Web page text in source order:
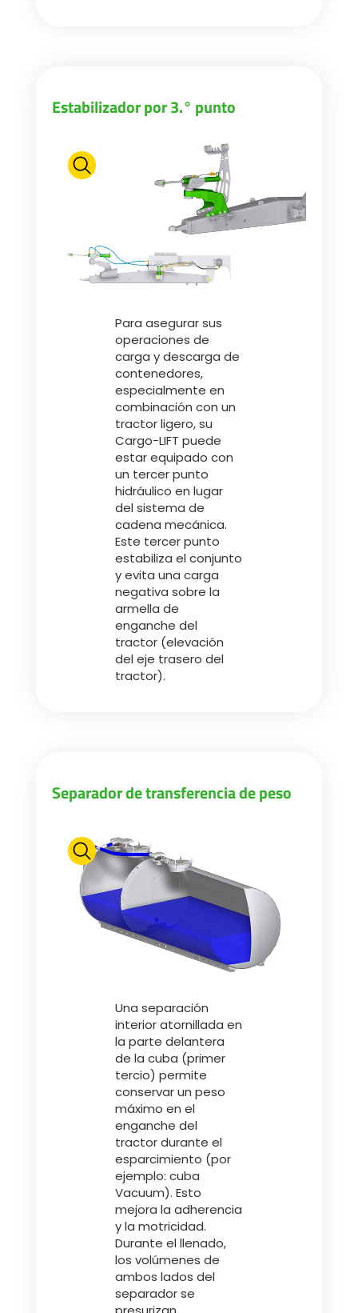
Estabilizador por 3.° punto
Para asegurar sus
operaciones de
carga y descarga de
contenedores,
especialmente en
combinación con un
tractor ligero, su
Cargo-LIFT puede
estar equipado con
un tercer punto
hidráulico en lugar
del sistema de
cadena mecánica.
Este tercer punto
estabiliza el conjunto
y evita una carga
negativa sobre la
armella de
enganche del
tractor (elevación
del eje trasero del
tractor).
Separador de transferencia de peso
Una separación
interior atornillada en
la parte delantera
de la cuba (primer
tercio) permite
conservar un peso
máximo en el
enganche del
tractor durante el
esparcimiento (por
ejemplo: cuba
Vacuum). Esto
mejora la adherencia
y la motricidad.
Durante el llenado,
los volúmenes de
ambos lados del
separador se